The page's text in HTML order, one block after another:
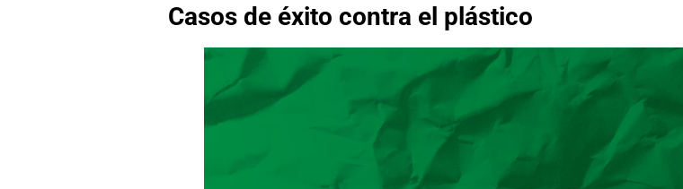
Casos de éxito contra el plástico